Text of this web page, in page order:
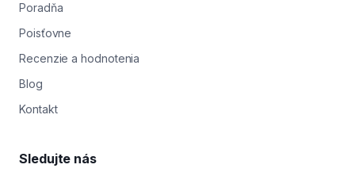
Poradňa
Poisťovne
Recenzie a hodnotenia
Blog
Kontakt
Sledujte nás